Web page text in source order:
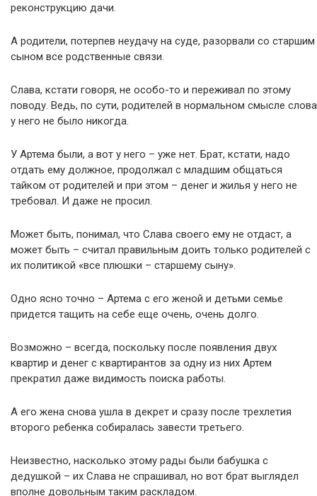
реконструкцию дачи.
А родители, потерпев неудачу на суде, разорвали со старшим
сыном все родственные связи.
Слава, кстати говоря, не особо-то и переживал по этому
поводу. Ведь, по сути, родителей в нормальном смысле слова
у него не было никогда.
У Артема были, а вот у него – уже нет. Брат, кстати, надо
отдать ему должное, продолжал с младшим общаться
тайком от родителей и при этом – денег и жилья у него не
требовал. И даже не просил.
Может быть, понимал, что Слава своего ему не отдаст, а
может быть – считал правильным доить только родителей с
их политикой «все плюшки – старшему сыну».
Одно ясно точно – Артема с его женой и детьми семье
придется тащить на себе еще очень, очень долго.
Возможно – всегда, поскольку после появления двух
квартир и денег с квартирантов за одну из них Артем
прекратил даже видимость поиска работы.
А его жена снова ушла в декрет и сразу после трехлетия
второго ребенка собиралась завести третьего.
Неизвестно, насколько этому рады были бабушка с
дедушкой – их Слава не спрашивал, но вот брат выглядел
вполне довольным таким раскладом.